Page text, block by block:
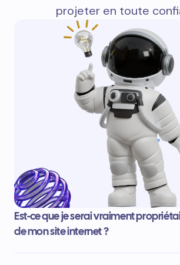
projeter en toute
Est-ce que je serai vraiment
de mon site internet ?